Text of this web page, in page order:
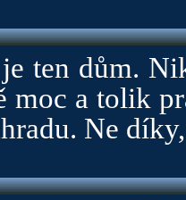
ten dům.
moc a tolik
Ne